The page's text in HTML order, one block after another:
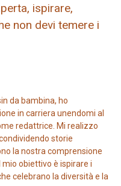
ispirare,
non devi temere i
da bambina, ho
in carriera unendomi al
redattrice. Mi realizzo
storie
la nostra comprensione
obiettivo è ispirare i
celebrano la diversità e la